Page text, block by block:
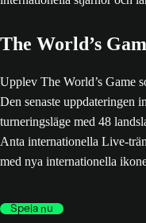
The World’s
Upplev The World’s Game
Den senaste uppdateringen
turneringsläge med 48
Anta internationella Live-
med nya internationella
Spela nu